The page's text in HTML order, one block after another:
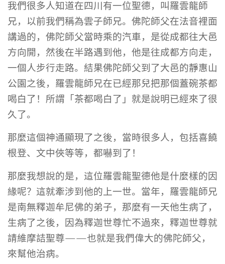
我們很多人知道在四川有一位聖德，叫羅雲龍師
兄，以前我們稱為雲子師兄。佛陀師父在法音裡面
講過的，佛陀師父當時乘的汽車，是從成都往大邑
方向開，然後在半路遇到他，他是往成都方向走，
一個人步行走路。結果佛陀師父到了大邑的靜惠山
公園之後，羅雲龍師兄在已經那兒把那個蓋碗茶都
喝白了！所謂「茶都喝白了」就是說明已經來了很
久了。
那麼這個神通顯現了之後，當時很多人，包括喜饒
根登、文中俠等等，都嚇到了！
那麼我想說的是，這位羅雲龍聖德他是什麼樣的因
緣呢？這就牽涉到他的上一世。當年，羅雲龍師兄
是南無釋迦牟尼佛的弟子，那麼有一天他生病了，
生病了之後，因為釋迦世尊忙不過來，釋迦世尊就
請維摩詰聖尊——也就是我們偉大的佛陀師父，
來幫他治病。